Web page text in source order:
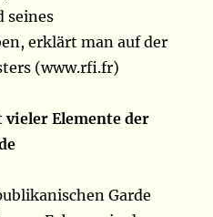
seines
erklärt man auf der
(www.rfi.fr)
vieler Elemente der
Garde